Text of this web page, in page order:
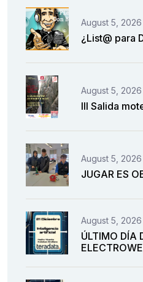
August 5, 2026
¿List@ para
August 5, 2026
III Salida
August 5, 2026
JUGAR ES
August 5, 2026
ÚLTIMO DÍA